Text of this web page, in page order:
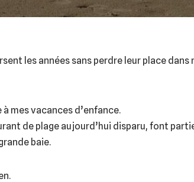
les années sans perdre leur place dans
mes vacances d’enfance.
de plage aujourd’hui disparu, font
baie.